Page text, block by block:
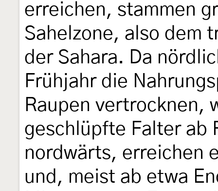
erreichen, stammen
Sahelzone, also dem
der Sahara. Da
Frühjahr die
Raupen vertrocknen,
geschlüpfte Falter ab
nordwärts, erreichen
und, meist ab etwa